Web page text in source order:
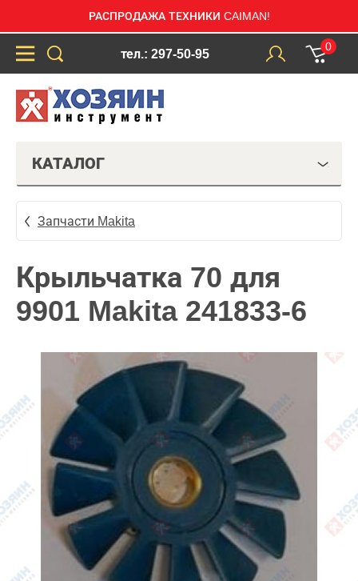
РАСПРОДАЖА ТЕХНИКИ CAIMAN!
тел.: 297-50-95
0
КАТАЛОГ
Запчасти Makita
Крыльчатка 70 для
9901 Makita 241833-6